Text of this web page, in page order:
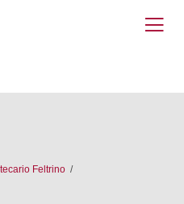
Feltrino